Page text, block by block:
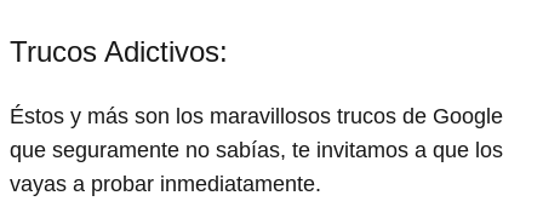
Trucos Adictivos:
Éstos y más son los maravillosos trucos de Google
que seguramente no sabías, te invitamos a que los
vayas a probar inmediatamente.